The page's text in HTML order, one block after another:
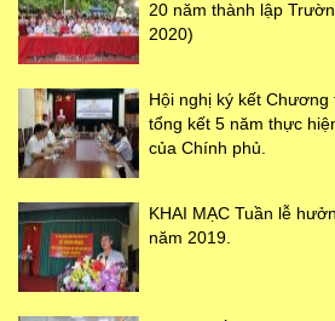
20 năm thành lập
2020)
Hội nghị ký kết
tổng kết 5 năm thực
của Chính phủ.
KHAI MẠC Tuần lễ
năm 2019.